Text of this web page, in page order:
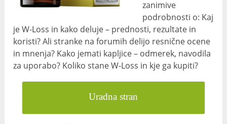
zanimive
podrobnosti o: Kaj
je W-Loss in kako deluje – prednosti, rezultate in
koristi? Ali stranke na forumih delijo resnične ocene
in mnenja? Kako jemati kapljice – odmerek, navodila
za uporabo? Koliko stane W-Loss in kje ga kupiti?
Uradna stran